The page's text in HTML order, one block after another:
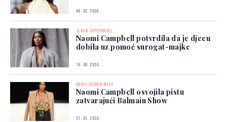
06. 02. 2026.
SLAVNI SUPERMODEL
Naomi Campbell potvrdila da je djecu
dobila uz pomoć surogat-majke
10. 06. 2024.
PARIS FASHION WEEK
Naomi Campbell osvojila pistu
zatvarajući Balmain Show
21. 01. 2024.